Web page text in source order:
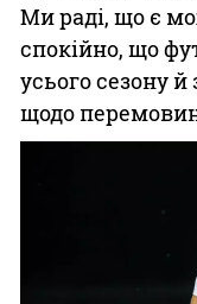
Ми раді, що є
спокійно, що
усього сезону
щодо